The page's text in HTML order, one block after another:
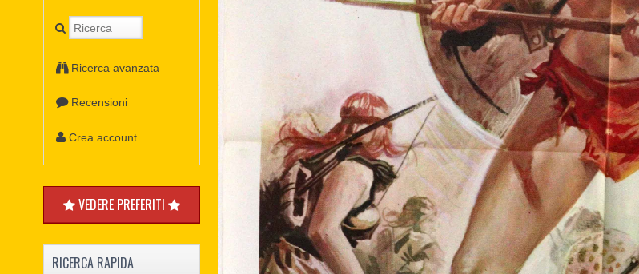
Ricerca avanzata
Recensioni
Crea account
VEDERE PREFERITI
RICERCA RAPIDA